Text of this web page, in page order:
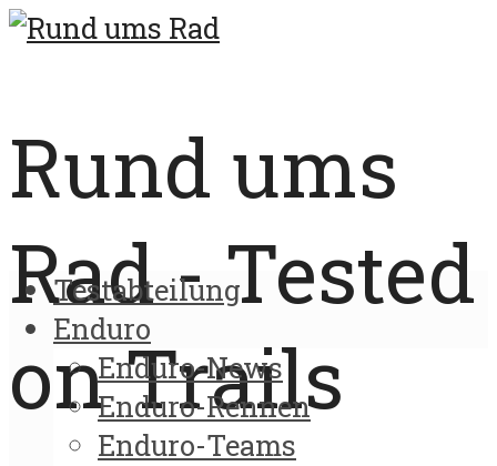
Rund ums
Rad - Tested
on Trails
Testabteilung
Enduro
Enduro-News
Enduro-Rennen
Enduro-Teams